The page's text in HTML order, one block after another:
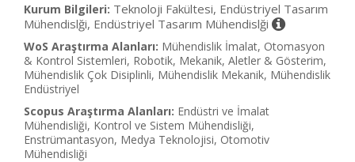
Kurum Bilgileri: Teknoloji Fakültesi, Endüstriyel Tasarım
Mühendislği, Endüstriyel Tasarım Mühendislği
WoS Araştırma Alanları: Mühendislik İmalat, Otomasyon
& Kontrol Sistemleri, Robotik, Mekanik, Aletler & Gösterim,
Mühendislik Çok Disiplinli, Mühendislik Mekanik, Mühendislik
Endüstriyel
Scopus Araştırma Alanları: Endüstri ve İmalat
Mühendisliği, Kontrol ve Sistem Mühendisliği,
Enstrümantasyon, Medya Teknolojisi, Otomotiv
Mühendisliği